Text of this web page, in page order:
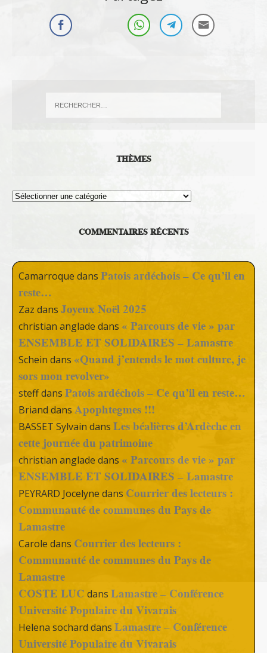
THÈMES
Thèmes
COMMENTAIRES RÉCENTS
Camarroque dans Patois ardéchois – Ce qu’il en
reste…
Zaz dans Joyeux Noël 2025
christian anglade dans « Parcours de vie » par
ENSEMBLE ET SOLIDAIRES – Lamastre
Schein dans «Quand j’entends le mot culture, je
sors mon revolver»
steffdans Patois ardéchois – Ce qu’il en reste…
Brianddans Apophtegmes !!!
BASSET Sylvain dans Les béalières d’Ardèche en
cette journée du patrimoine
christian anglade dans « Parcours de vie » par
ENSEMBLE ET SOLIDAIRES – Lamastre
PEYRARD Jocelyne dans Courrier des lecteurs :
Communauté de communes du Pays de
Lamastre
Carole dans Courrier des lecteurs :
Communauté de communes du Pays de
Lamastre
COSTE LUC dans Lamastre – Conférence
Université Populaire du Vivarais
Helena sochard dans Lamastre – Conférence
Université Populaire du Vivarais